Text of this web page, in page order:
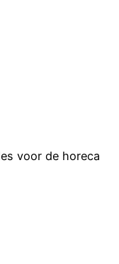
voor de horeca